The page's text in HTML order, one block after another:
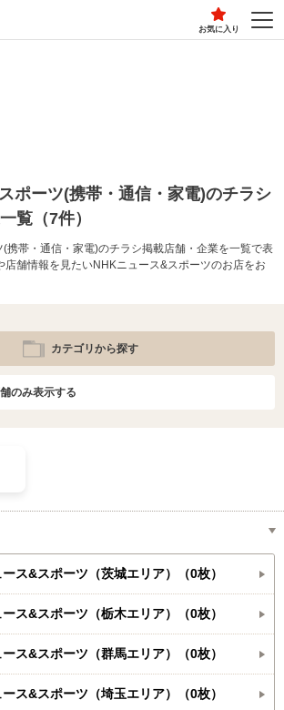
お気に入り
ポーツ(携帯・通信・家電)のチラシ
覧（7件）
携帯・通信・家電)のチラシ掲載店舗・企業を一覧で表
店舗情報を見たいNHKニュース&スポーツのお店をお
カテゴリから探す
のみ表示する
ス&スポーツ（茨城エリア）（0枚）
ス&スポーツ（栃木エリア）（0枚）
ス&スポーツ（群馬エリア）（0枚）
ス&スポーツ（埼玉エリア）（0枚）